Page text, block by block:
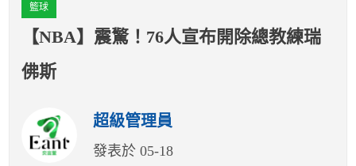
球隊數據
運彩報報
明星分析師
籃球
【NBA】震驚！76人宣布開除總教練瑞
佛斯
超級管理員
發表於 05-18